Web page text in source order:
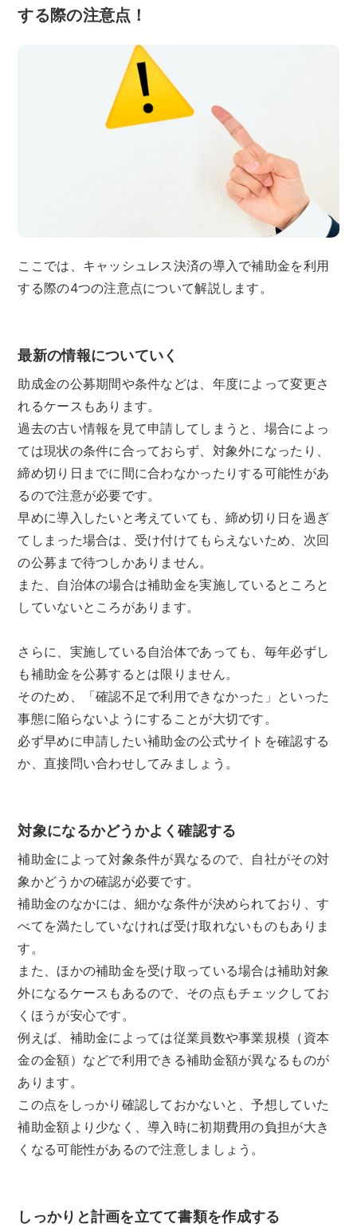
する際の注意点！
ここでは、キャッシュレス決済の導入で補助金を利用
する際の4つの注意点について解説します。
最新の情報についていく
助成金の公募期間や条件などは、年度によって変更さ
れるケースもあります。
過去の古い情報を見て申請してしまうと、場合によっ
ては現状の条件に合っておらず、対象外になったり、
締め切り日までに間に合わなかったりする可能性があ
るので注意が必要です。
早めに導入したいと考えていても、締め切り日を過ぎ
てしまった場合は、受け付けてもらえないため、次回
の公募まで待つしかありません。
また、自治体の場合は補助金を実施しているところと
していないところがあります。
さらに、実施している自治体であっても、毎年必ずし
も補助金を公募するとは限りません。
そのため、「確認不足で利用できなかった」といった
事態に陥らないようにすることが大切です。
必ず早めに申請したい補助金の公式サイトを確認する
か、直接問い合わせしてみましょう。
対象になるかどうかよく確認する
補助金によって対象条件が異なるので、自社がその対
象かどうかの確認が必要です。
補助金のなかには、細かな条件が決められており、す
べてを満たしていなければ受け取れないものもありま
す。
また、ほかの補助金を受け取っている場合は補助対象
外になるケースもあるので、その点もチェックしてお
くほうが安心です。
例えば、補助金によっては従業員数や事業規模（資本
金の金額）などで利用できる補助金額が異なるものが
あります。
この点をしっかり確認しておかないと、予想していた
補助金額より少なく、導入時に初期費用の負担が大き
くなる可能性があるので注意しましょう。
しっかりと計画を立てて書類を作成する